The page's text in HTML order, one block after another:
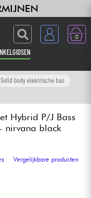
0
Solid body elektrische bas
Hybrid P/J Bass
nirvana black
Vergelijkbare producten